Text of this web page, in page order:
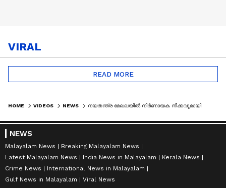
VIRAL
READ MORE
HOME VIDEOS NEWS
NEWS
Malayalam News
Breaking Malayalam News
Latest Malayalam News
India News in Malayalam
Kerala News
Crime News
International News in Malayalam
Gulf News in Malayalam
Viral News